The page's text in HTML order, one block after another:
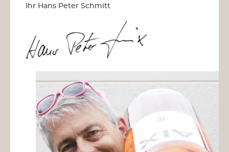
Ihr Hans Peter Schmitt